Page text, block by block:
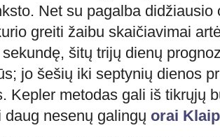
Net su pagalba didžiausio
greiti žaibu skaičiavimai
šitų trijų dienų
jo šešių iki septynių dienos
Kepler metodas gali iš tikrųjų
daug nesenų galingų orai